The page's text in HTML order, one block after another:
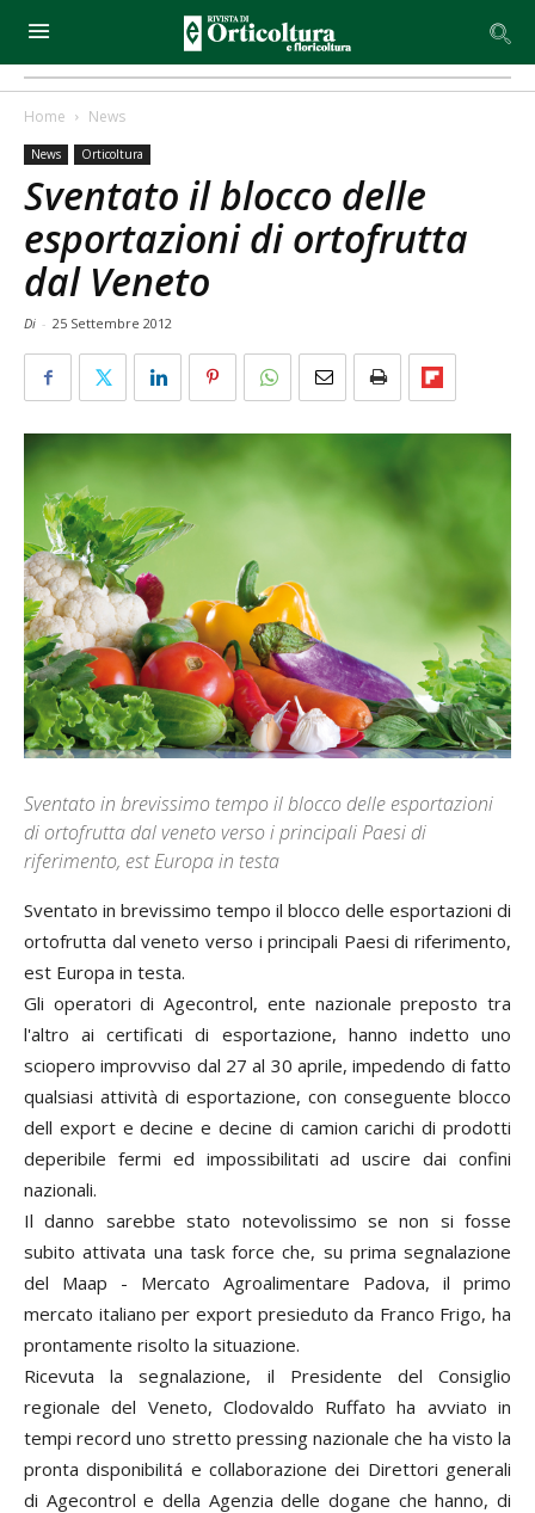
Home News
News Orticoltura
Sventato il blocco delle
esportazioni di ortofrutta
dal Veneto
Di - 25 Settembre 2012
Sventato in brevissimo tempo il blocco delle esportazioni
di ortofrutta dal veneto verso i principali Paesi di
riferimento, est Europa in testa
Sventato in brevissimo tempo il blocco delle esportazioni di
ortofrutta dal veneto verso i principali Paesi di riferimento,
est Europa in testa.
Gli operatori di Agecontrol, ente nazionale preposto tra
l'altro ai certificati di esportazione, hanno indetto uno
sciopero improvviso dal 27 al 30 aprile, impedendo di fatto
qualsiasi attività di esportazione, con conseguente blocco
dell export e decine e decine di camion carichi di prodotti
deperibile fermi ed impossibilitati ad uscire dai confini
nazionali.
Il danno sarebbe stato notevolissimo se non si fosse
subito attivata una task force che, su prima segnalazione
del Maap - Mercato Agroalimentare Padova, il primo
mercato italiano per export presieduto da Franco Frigo, ha
prontamente risolto la situazione.
Ricevuta la segnalazione, il Presidente del Consiglio
regionale del Veneto, Clodovaldo Ruffato ha avviato in
tempi record uno stretto pressing nazionale che ha visto la
pronta disponibilitá e collaborazione dei Direttori generali
di Agecontrol e della Agenzia delle dogane che hanno, di